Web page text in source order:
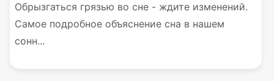
Обрызгаться грязью во сне - ждите изменений.
Самое подробное объяснение сна в нашем
сонн...